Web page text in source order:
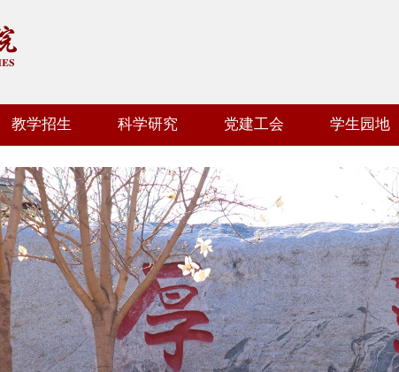
教学招生 科学研究 党建工会 学生园地